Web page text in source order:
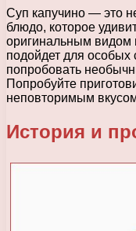
Суп капучино — это
блюдо, которое
оригинальным видом
подойдет для особых
попробовать
Попробуйте
неповторимым
История и